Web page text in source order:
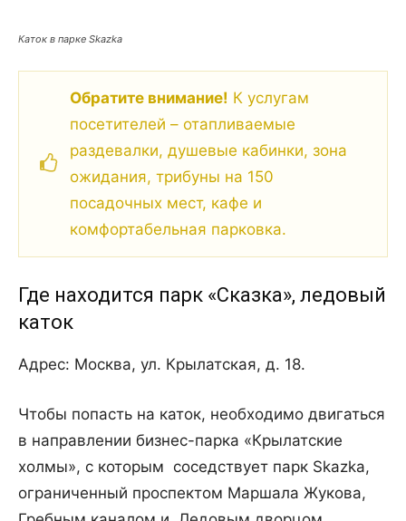
Каток в парке Skazka
Обратите внимание! К услугам
посетителей – отапливаемые
раздевалки, душевые кабинки, зона
ожидания, трибуны на 150
посадочных мест, кафе и
комфортабельная парковка.
Где находится парк «Сказка», ледовый
каток
Адрес: Москва, ул. Крылатская, д. 18.
Чтобы попасть на каток, необходимо двигаться
в направлении бизнес-парка «Крылатские
холмы», с которым соседствует парк Skazka,
ограниченный проспектом Маршала Жукова,